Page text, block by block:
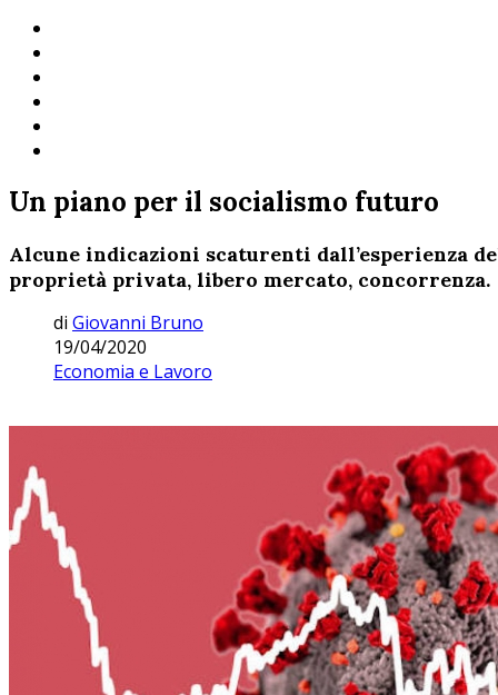
Un piano per il socialismo futuro
Alcune indicazioni scaturenti dall’esperienza
proprietà privata, libero mercato, concorrenza.
di Giovanni Bruno
19/04/2020
Economia e Lavoro